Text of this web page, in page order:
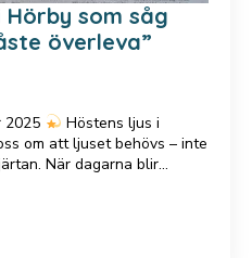
som såg
överleva”
2025
Höstens ljus i
om att ljuset behövs – inte
När dagarna blir…